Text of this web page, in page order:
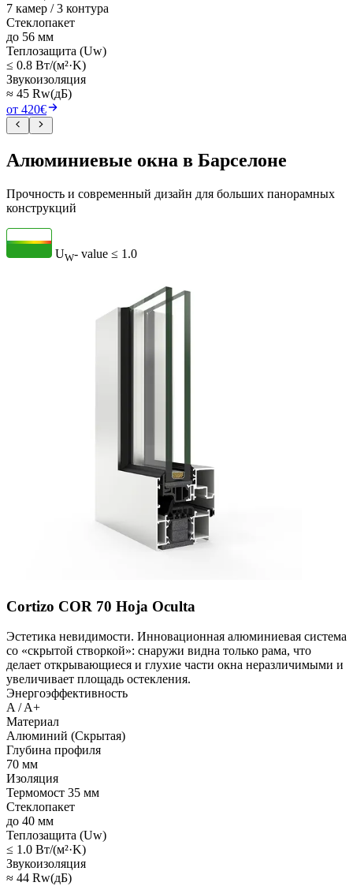
7 камер / 3 контура
Стеклопакет
до 56 мм
Теплозащита (Uw)
≤ 0.8 Вт/(м²·K)
Звукоизоляция
≈ 45 Rw(дБ)
от 420€
Алюминиевые окна в Барселоне
Прочность и современный дизайн для больших панорамных
конструкций
UW- value ≤ 1.0
Cortizo COR 70 Hoja Oculta
Эстетика невидимости. Инновационная алюминиевая система
со «скрытой створкой»: снаружи видна только рама, что
делает открывающиеся и глухие части окна неразличимыми и
увеличивает площадь остекления.
Энергоэффективность
A / A+
Материал
Алюминий (Скрытая)
Глубина профиля
70 мм
Изоляция
Термомост 35 мм
Стеклопакет
до 40 мм
Теплозащита (Uw)
≤ 1.0 Вт/(м²·K)
Звукоизоляция
≈ 44 Rw(дБ)